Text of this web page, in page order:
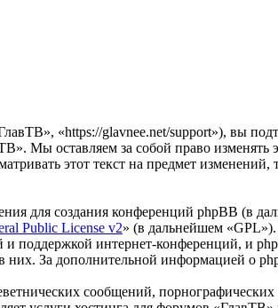
«https://glavnee.net/support»), вы
Мы оставляем за собой право
этот текст на предмет
для создания конференций phpBB (в
Public License v2» (в дальнейшем
поддержкой интернет-конференций, и
них. За дополнительной информацией о
сообщений,